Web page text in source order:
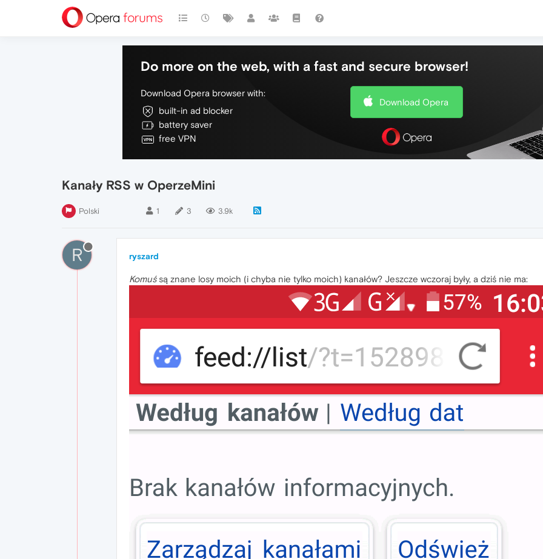
Do more on the web, with a fast and secure browser!
Download Opera browser with:
built-in ad blocker
battery saver
free VPN
Download Opera
Kanały RSS w OperzeMini
Polski 1 3 3.9k
R ryszard
Komuśsą znane losy moich (i chyba nie tylko moich) kanałów? Jeszcze wczoraj były, a dziś nie ma: